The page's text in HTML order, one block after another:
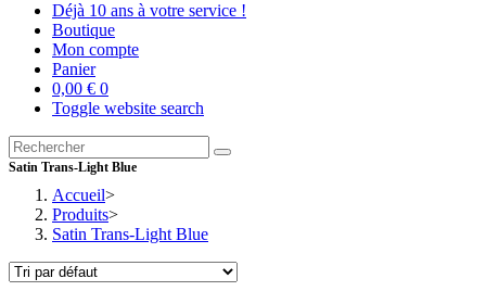
Déjà 10 ans à votre service !
Boutique
Mon compte
Panier
0,00 € 0
Toggle website search
Satin Trans-Light Blue
Accueil>
Produits>
Satin Trans-Light Blue